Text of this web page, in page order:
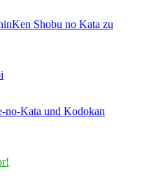
Shobu no Kata zu
no-Kata und Kodokan